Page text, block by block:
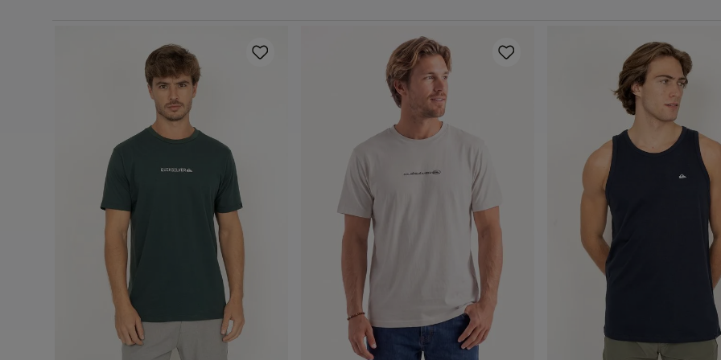
GG
Adicionar ao carrinho
GG
Adicionar ao carrinho
GG
Adicionar ao